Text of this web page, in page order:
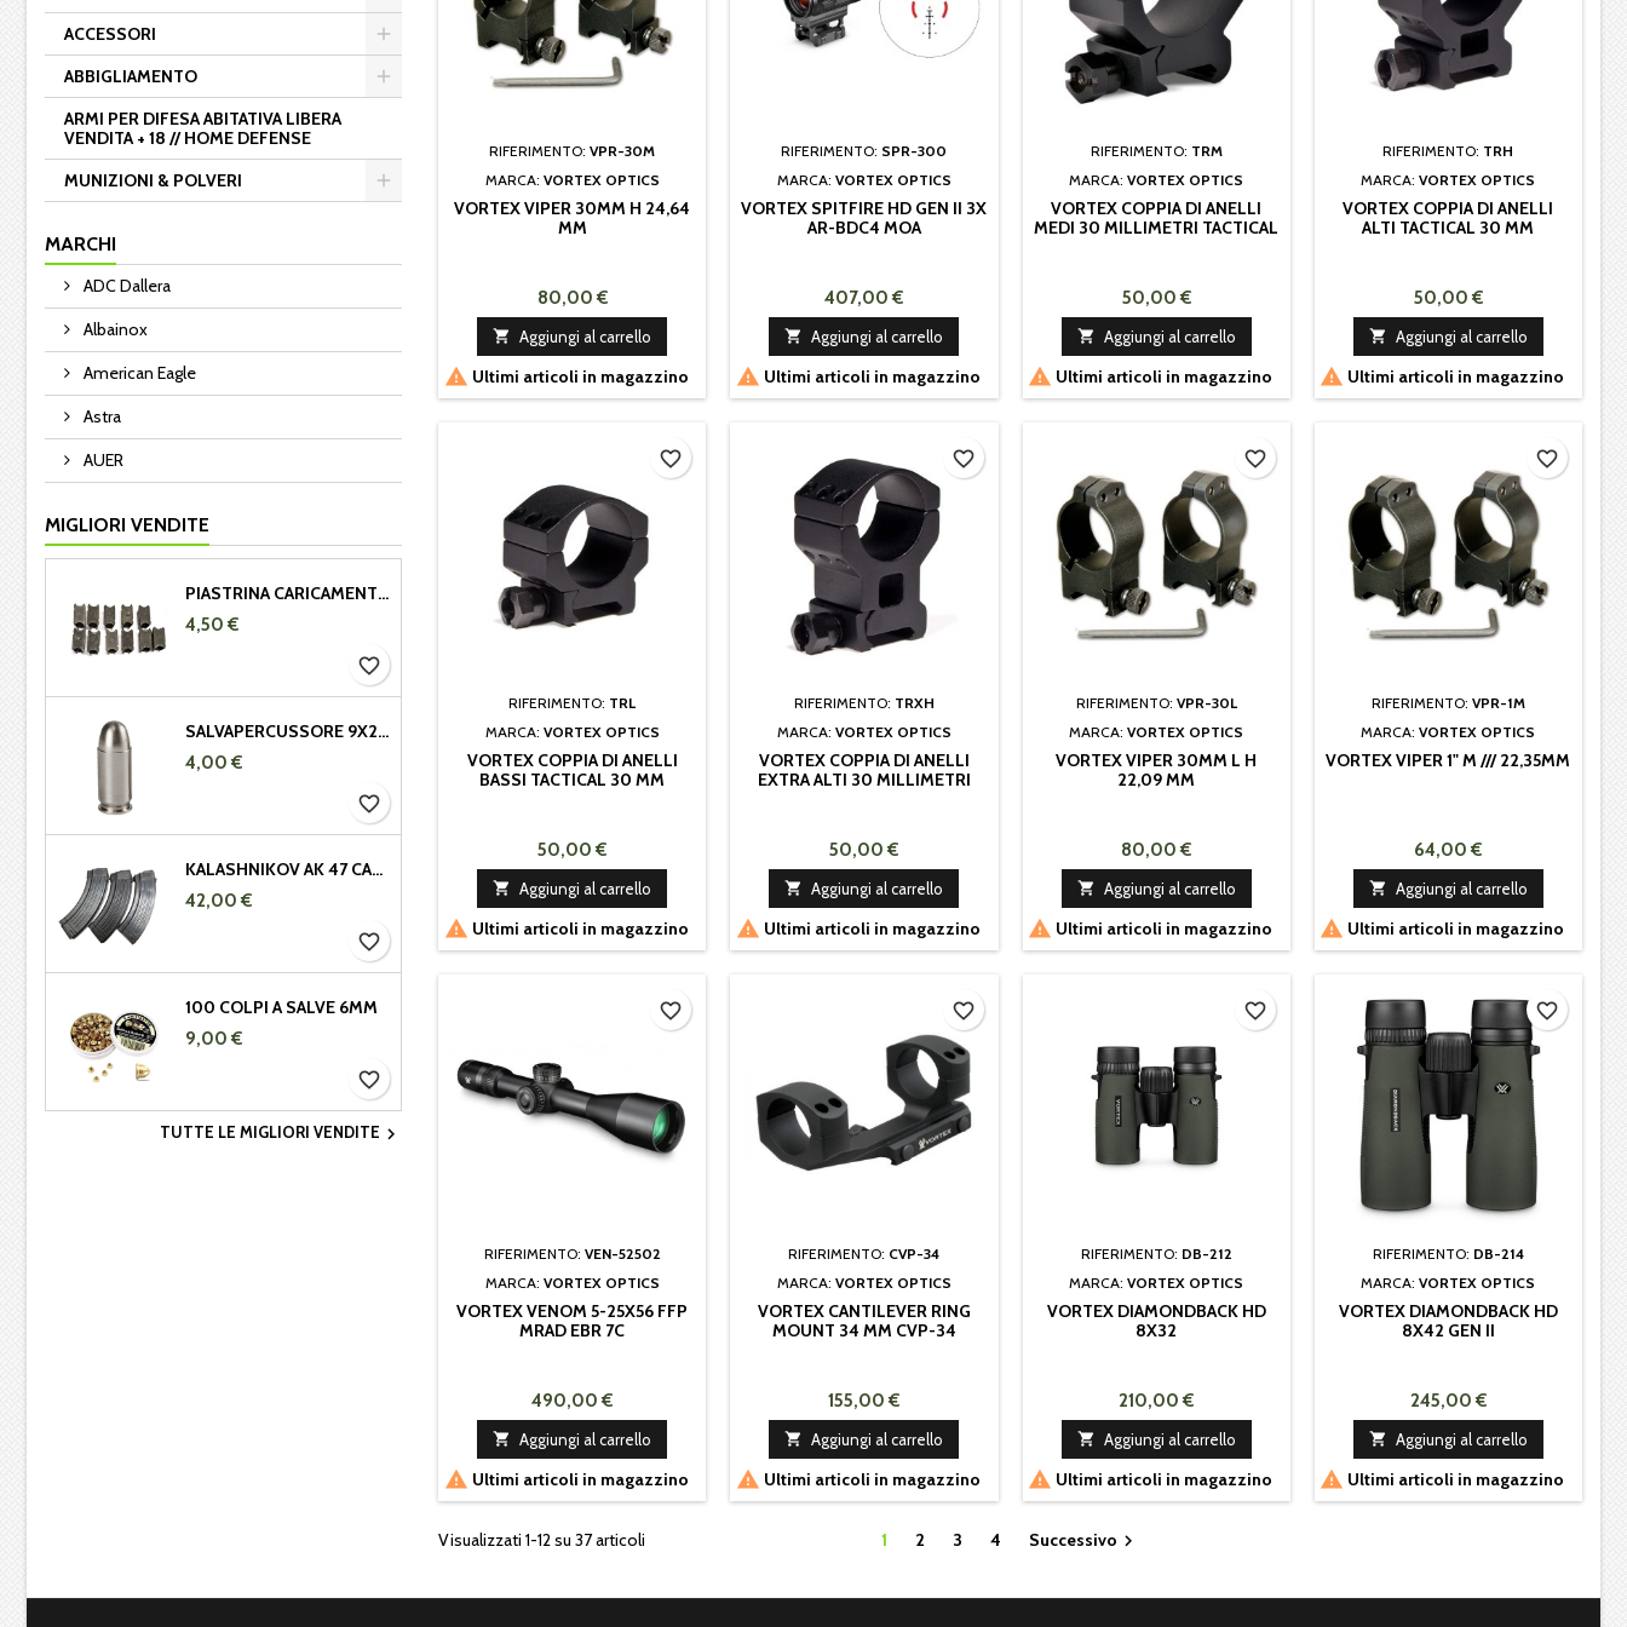
ACCESSORI
ABBIGLIAMENTO
ARMI PER DIFESA ABITATIVA LIBERA
VENDITA + 18 // HOME DEFENSE
MUNIZIONI & POLVERI
MARCHI
ADC Dallera
Albainox
American Eagle
Astra
AUER
MIGLIORI VENDITE
PIASTRINA CARICAMENTO GARAND 308 - 30.06
4,50 €
favorite_border
SALVAPERCUSSORE 9X21 IN METALLO
4,00 €
favorite_border
KALASHNIKOV AK 47 CARICATORE METALLICO 7,62X39 DA 29 COLPI
42,00 €
favorite_border
100 COLPI A SALVE 6MM
9,00 €
favorite_border
TUTTE LE MIGLIORI VENDITE 
RIFERIMENTO:VPR-30M
MARCA: VORTEX OPTICS
VORTEX VIPER 30MM H 24,64
MM
80,00 €
 Aggiungi al carrello
 Ultimi articoli in magazzino
RIFERIMENTO: SPR-300
MARCA: VORTEX OPTICS
VORTEX SPITFIRE HD GEN II 3X
AR-BDC4 MOA
407,00 €
 Aggiungi al carrello
 Ultimi articoli in magazzino
RIFERIMENTO: TRM
MARCA:VORTEX OPTICS
VORTEX COPPIA DI ANELLI
MEDI 30 MILLIMETRI TACTICAL
50,00 €
 Aggiungi al carrello
 Ultimi articoli in magazzino
RIFERIMENTO: TRH
MARCA:VORTEX OPTICS
VORTEX COPPIA DI ANELLI
ALTI TACTICAL 30 MM
50,00 €
 Aggiungi al carrello
 Ultimi articoli in magazzino
RIFERIMENTO: TRL
MARCA: VORTEX OPTICS
VORTEX COPPIA DI ANELLI
BASSI TACTICAL 30 MM
50,00 €
 Aggiungi al carrello
 Ultimi articoli in magazzino
favorite_border
RIFERIMENTO: TRXH
MARCA: VORTEX OPTICS
VORTEX COPPIA DI ANELLI
EXTRA ALTI 30 MILLIMETRI
50,00 €
 Aggiungi al carrello
 Ultimi articoli in magazzino
favorite_border
RIFERIMENTO: VPR-30L
MARCA:VORTEX OPTICS
VORTEX VIPER 30MM L H
22,09 MM
80,00 €
 Aggiungi al carrello
 Ultimi articoli in magazzino
favorite_border
RIFERIMENTO: VPR-1M
MARCA:VORTEX OPTICS
VORTEX VIPER 1" M /// 22,35MM
64,00 €
 Aggiungi al carrello
 Ultimi articoli in magazzino
favorite_border
RIFERIMENTO: VEN-52502
MARCA: VORTEX OPTICS
VORTEX VENOM 5-25X56 FFP
MRAD EBR 7C
490,00 €
 Aggiungi al carrello
 Ultimi articoli in magazzino
favorite_border
RIFERIMENTO: CVP-34
MARCA: VORTEX OPTICS
VORTEX CANTILEVER RING
MOUNT 34 MM CVP-34
155,00 €
 Aggiungi al carrello
 Ultimi articoli in magazzino
favorite_border
RIFERIMENTO: DB-212
MARCA:VORTEX OPTICS
VORTEX DIAMONDBACK HD
8X32
210,00 €
 Aggiungi al carrello
 Ultimi articoli in magazzino
favorite_border
RIFERIMENTO: DB-214
MARCA:VORTEX OPTICS
VORTEX DIAMONDBACK HD
8X42 GEN II
245,00 €
 Aggiungi al carrello
 Ultimi articoli in magazzino
favorite_border
Visualizzati 1-12 su 37 articoli 1 2 3 4 Successivo 